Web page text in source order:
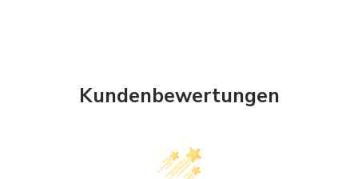
Kundenbewertungen